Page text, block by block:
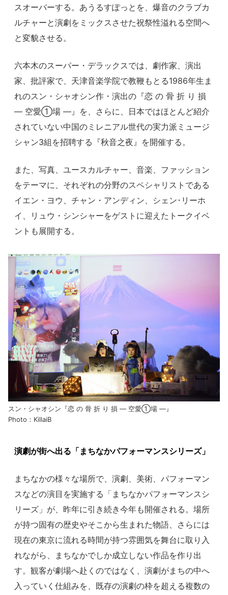
スオーバーする。あうるすぽっとを、爆音のクラブカ
ルチャーと演劇をミックスさせた祝祭性溢れる空間へ
と変貌させる。
六本木のスーパー・デラックスでは、劇作家、演出
家、批評家で、天津音楽学院で教鞭もとる1986年生ま
れのスン・シャオシン作・演出の『恋 の 骨 折 り 損
― 空愛①場 ―』を、さらに、日本ではほとんど紹介
されていない中国のミレニアル世代の実力派ミュージ
シャン3組を招聘する『秋音之夜』を開催する。
また、写真、ユースカルチャー、音楽、ファッション
をテーマに、それぞれの分野のスペシャリストである
イエン・ヨウ、チャン・アンディン、シェン･リーホ
イ、リュウ・シンシャーをゲストに迎えたトークイベ
ントも展開する。
スン・シャオシン『恋 の 骨 折 り 損 ― 空愛①場 ―』
Photo：KillaiB
演劇が街へ出る「まちなかパフォーマンスシリーズ」
まちなかの様々な場所で、演劇、美術、パフォーマン
スなどの演目を実施する「まちなかパフォーマンスシ
リーズ」が、昨年に引き続き今年も開催される。場所
が持つ固有の歴史やそこから生まれた物語、さらには
現在の東京に流れる時間が持つ雰囲気を舞台に取り入
れながら、まちなかでしか成立しない作品を作り出
す。観客が劇場へ赴くのではなく、演劇がまちの中へ
入っていく仕組みを、既存の演劇の枠を超える複数の